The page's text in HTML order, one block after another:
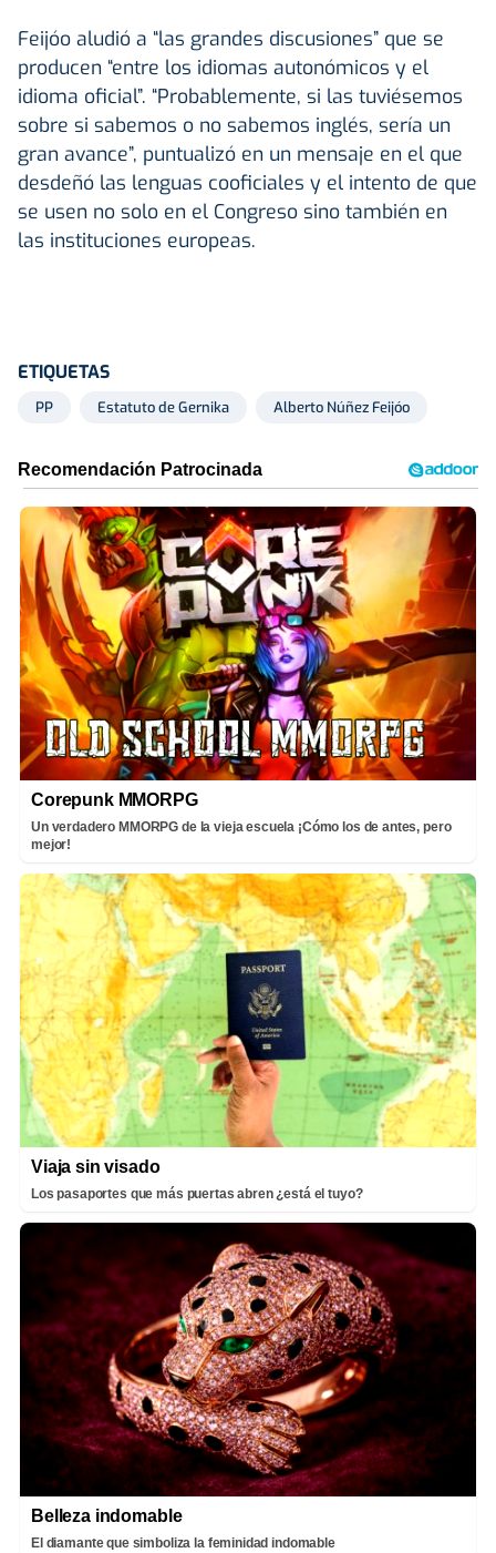
Feijóo aludió a “las grandes discusiones” que se
producen “entre los idiomas autonómicos y el
idioma oficial”. “Probablemente, si las tuviésemos
sobre si sabemos o no sabemos inglés, sería un
gran avance”, puntualizó en un mensaje en el que
desdeñó las lenguas cooficiales y el intento de que
se usen no solo en el Congreso sino también en
las instituciones europeas.
ETIQUETAS
PP Estatuto de Gernika Alberto Núñez Feijóo
Corepunk MMORPG
Un verdadero MMORPG de la vieja escuela ¡Cómo los de antes, pero
mejor!
Viaja sin visado
Los pasaportes que más puertas abren ¿está el tuyo?
Belleza indomable
El diamante que simboliza la feminidad indomable